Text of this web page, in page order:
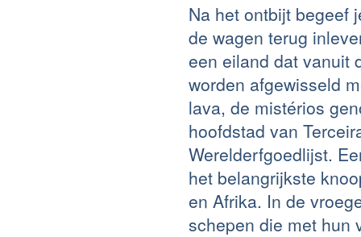
Na het ontbijt begeef
de wagen terug
een eiland dat vanuit
worden afgewisseld
lava, de mistérios
hoofdstad van
Werelderfgoedlijst.
het belangrijkste
en Afrika. In de
schepen die met hun